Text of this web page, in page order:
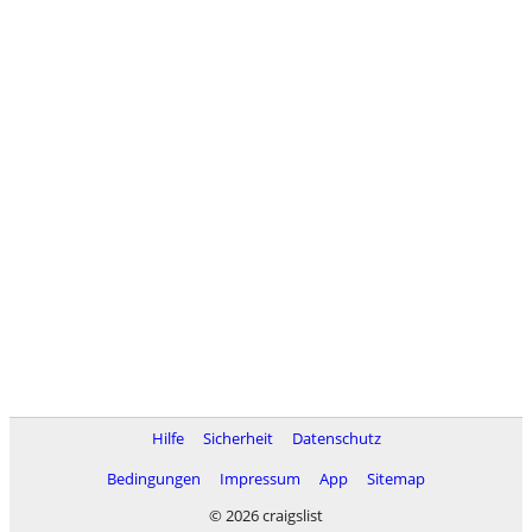
Hilfe Sicherheit
Datenschutz
Bedingungen
Impressum App
Sitemap
© 2026 craigslist